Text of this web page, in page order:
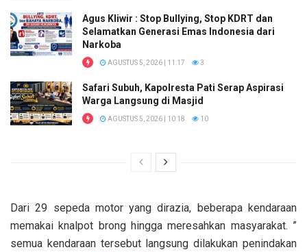
Agus Kliwir : Stop Bullying, Stop KDRT dan
Selamatkan Generasi Emas Indonesia dari
Narkoba
AGUSTUS 5, 2026 | 11:17 3
Safari Subuh, Kapolresta Pati Serap Aspirasi
Warga Langsung di Masjid
AGUSTUS 5, 2026 | 10:18 10
Dari 29 sepeda motor yang dirazia, beberapa kendaraan
memakai knalpot brong hingga meresahkan masyarakat. ”
semua kendaraan tersebut langsung dilakukan penindakan